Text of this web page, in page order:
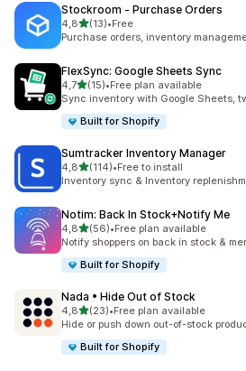
Stockroom ‑ Purchase Orders
4,8av 5 stjerner
(13)
Totalt 13 omtaler
•Free
Purchase orders, inventory
FlexSync: Google Sheets Sync
4,7av 5 stjerner
(15)
Totalt 15 omtaler
•Free plan available
Sync inventory with Google Sheets,
Built for Shopify
Sumtracker Inventory Manager
4,8av 5 stjerner
(114)
Totalt 114 omtaler
•Free to install
Inventory sync & Inventory
Notim: Back In Stock+Notify Me
4,8av 5 stjerner
(56)
Totalt 56 omtaler
•Free plan available
Notify shoppers on back in stock &
Built for Shopify
Nada • Hide Out of Stock
4,8av 5 stjerner
(23)
Totalt 23 omtaler
•Free plan available
Hide or push down out-of-stock
Built for Shopify